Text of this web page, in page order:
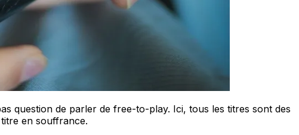
question de parler de free-to-play. Ici, tous les titres sont des
en souffrance.